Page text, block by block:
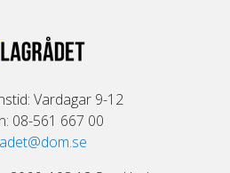
Vardagar 9-12
08-561 667 00